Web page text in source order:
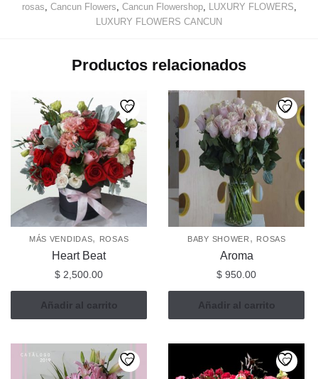
rosas Cancun Flowers Cancun Flowershop, LUXURY FLOWERS
LUXURY FLOWERS CANCUN
Productos relacionados
MÁS VENDIDAS, ROSAS
Heart Beat
$ 2,500.00
Añadir al carrito
BABY SHOWER , ROSAS
Aroma
$ 950.00
Añadir al carrito